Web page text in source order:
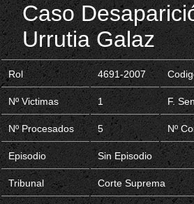
Caso
Urrutia Galaz
Rol 4691-2007
Nº Victimas 1 F.
Nº Procesados 5 Nº
Episodio Sin Episodio
Tribunal Corte Suprema